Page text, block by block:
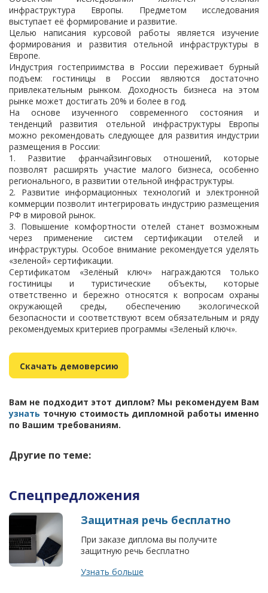
инфраструктура Европы. Предметом исследования
выступает её формирование и развитие.
Целью написания курсовой работы является изучение
формирования и развития отельной инфраструктуры в
Европе.
Индустрия гостеприимства в России переживает бурный
подъем: гостиницы в России являются достаточно
привлекательным рынком. Доходность бизнеса на этом
рынке может достигать 20% и более в год.
На основе изученного современного состояния и
тенденций развития отельной инфраструктуры Европы
можно рекомендовать следующее для развития индустрии
размещения в России:
1. Развитие франчайзинговых отношений, которые
позволят расширять участие малого бизнеса, особенно
регионального, в развитии отельной инфраструктуры.
2. Развитие информационных технологий и электронной
коммерции позволит интегрировать индустрию размещения
РФ в мировой рынок.
3. Повышение комфортности отелей станет возможным
через применение систем сертификации отелей и
инфраструктуры. Особое внимание рекомендуется уделять
«зеленой» сертификации.
Сертификатом «Зелёный ключ» награждаются только
гостиницы и туристические объекты, которые
ответственно и бережно относятся к вопросам охраны
окружающей среды, обеспечению экологической
безопасности и соответствуют всем обязательным и ряду
рекомендуемых критериев программы «Зеленый ключ».
Скачать демоверсию
Вам не подходит этот диплом? Мы рекомендуем Вам
узнать точную стоимость дипломной работы именно
по Вашим требованиям.
Другие по теме:
Спецпредложения
Защитная речь бесплатно
При заказе диплома вы получите
защитную речь бесплатно
Узнать больше